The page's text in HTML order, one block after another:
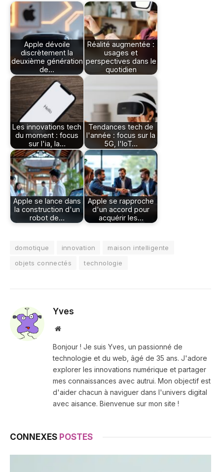
Apple dévoile
discrètement la
deuxième génération
de…
Réalité augmentée :
usages et
perspectives dans le
quotidien
Les innovations tech
du moment : focus
sur l'ia, la…
Tendances tech de
l'année : focus sur la
5G, l'IoT…
Apple se lance dans
la construction d'un
robot de…
Apple se rapproche
d'un accord pour
acquérir les…
domotique innovation
maison intelligente
objets connectés
technologie
Yves
Site
Bonjour ! Je suis Yves, un passionné de
technologie et du web, âgé de 35 ans. J'adore
explorer les innovations numérique et partager
mes connaissances avec autrui. Mon objectif est
d'aider chacun à naviguer dans l'univers digital
avec aisance. Bienvenue sur mon site !
CONNEXES POSTES